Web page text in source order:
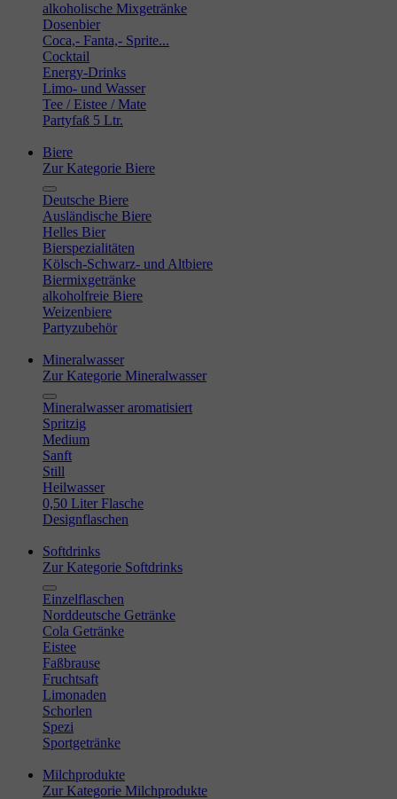
alkoholische Mixgetränke
Dosenbier
Coca,- Fanta,- Sprite...
Cocktail
Energy-Drinks
Limo- und Wasser
Tee / Eistee / Mate
Partyfaß 5 Ltr.
Biere
Zur Kategorie Biere
Deutsche Biere
Ausländische Biere
Helles Bier
Bierspezialitäten
Kölsch-Schwarz- und Altbiere
Biermixgetränke
alkoholfreie Biere
Weizenbiere
Partyzubehör
Mineralwasser
Zur Kategorie Mineralwasser
Mineralwasser aromatisiert
Spritzig
Medium
Sanft
Still
Heilwasser
0,50 Liter Flasche
Designflaschen
Softdrinks
Zur Kategorie Softdrinks
Einzelflaschen
Norddeutsche Getränke
Cola Getränke
Eistee
Faßbrause
Fruchtsaft
Limonaden
Schorlen
Spezi
Sportgetränke
Milchprodukte
Zur Kategorie Milchprodukte